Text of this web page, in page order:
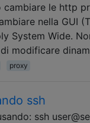
cambiare le http
nella GUI
System Wide.
modificare
proxy
ssh
ssh